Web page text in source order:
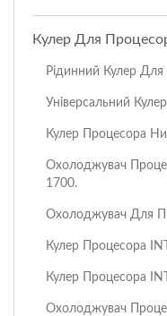
Кулер Для
Рідинний Кулер
Універсальний
Кулер Процесора
Охолоджувач
1700.
Охолоджувач Для
Кулер Процесора
Кулер Процесора
Охолоджувач